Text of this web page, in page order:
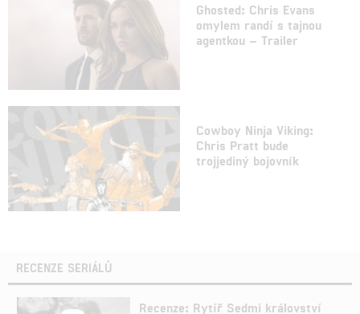
Ghosted: Chris Evans
omylem randí s tajnou
agentkou – Trailer
Cowboy Ninja Viking:
Chris Pratt bude
trojjediný bojovník
RECENZE SERIÁLŮ
Recenze: Rytíř Sedmi království